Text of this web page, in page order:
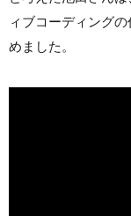
ィブコーディング
めました。